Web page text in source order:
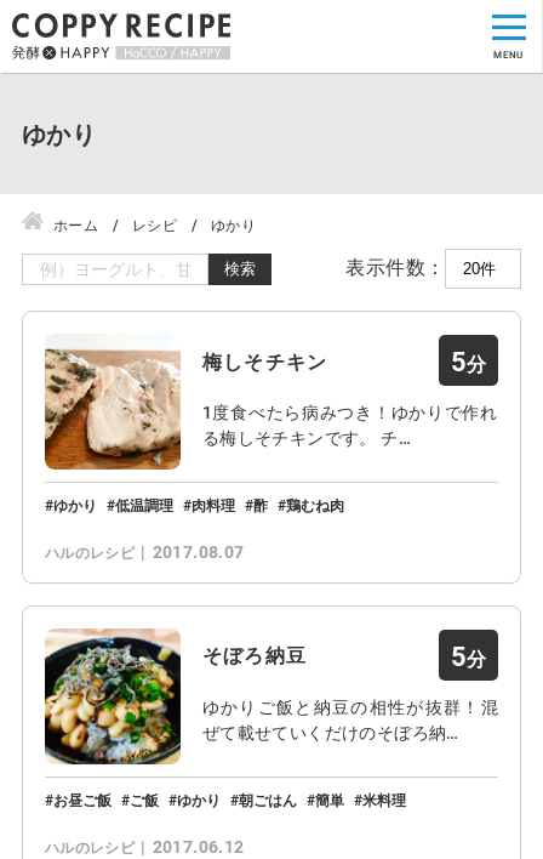
ゆかり
ホーム レシピ ゆかり
検索 表示件数：
梅しそチキン 5
1度食べたら病みつき！ゆかりで作れ
る梅しそチキンです。 チ…
ゆかり 低温調理 肉料理 酢 鶏むね肉
ハルのレシピ 2017.08.07
そぼろ納豆 5
ゆかりご飯と納豆の相性が抜群！混
ぜて載せていくだけのそぼろ納…
お昼ご飯 ご飯 ゆかり 朝ごはん 簡単 米料理
ハルのレシピ 2017.06.12